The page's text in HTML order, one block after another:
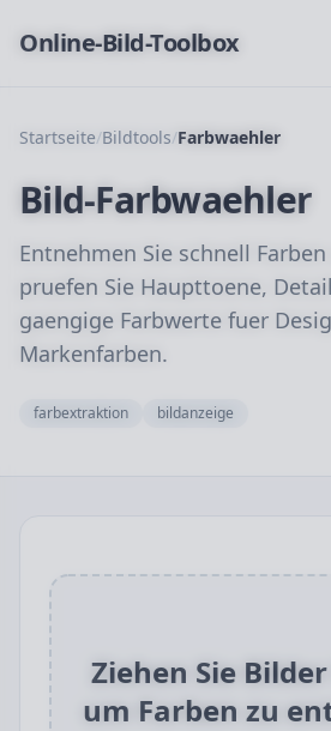
Online-Bild-Toolbox
Startseite/Bildtools/Farbwaehler
Bild-Farbwaehler
Entnehmen Sie schnell
pruefen Sie Haupttoene,
gaengige Farbwerte fuer
Markenfarben.
farbextraktion bildanzeige
Ziehen Sie
um Farben zu